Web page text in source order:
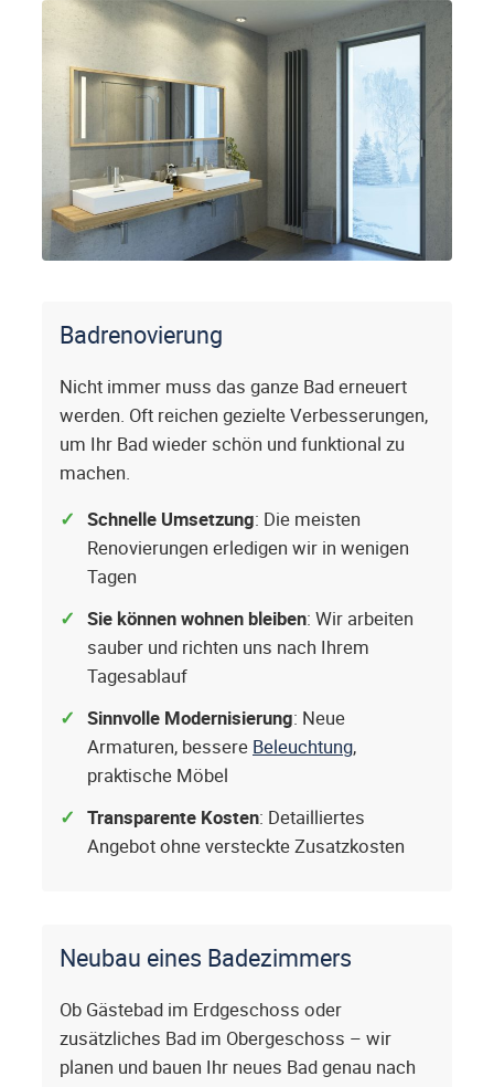
Badrenovierung
Nicht immer muss das ganze Bad erneuert
werden. Oft reichen gezielte Verbesserungen,
um Ihr Bad wieder schön und funktional zu
machen.
Schnelle Umsetzung: Die meisten
Renovierungen erledigen wir in wenigen
Tagen
Sie können wohnen bleiben: Wir arbeiten
sauber und richten uns nach Ihrem
Tagesablauf
Sinnvolle Modernisierung: Neue
Armaturen, bessere Beleuchtung,
praktische Möbel
Transparente Kosten: Detailliertes
Angebot ohne versteckte Zusatzkosten
Neubau eines Badezimmers
Ob Gästebad im Erdgeschoss oder
zusätzliches Bad im Obergeschoss – wir
planen und bauen Ihr neues Bad genau nach